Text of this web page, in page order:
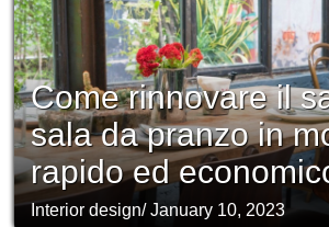
Come rinnovare il
sala da pranzo in
rapido ed
Interior design/ January 10, 2023